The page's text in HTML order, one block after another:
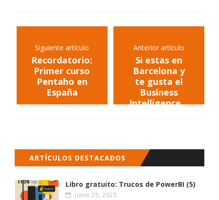
Siguiente artículo
Recordatorio:
Primer curso
Pentaho en
España
Anterior artículo
Si estas en
Barcelona y
te gusta el
Business
Intelligence...
ARTÍCULOS DESTACADOS
Libro gratuito: Trucos de PowerBI (5)
junio 25, 2025